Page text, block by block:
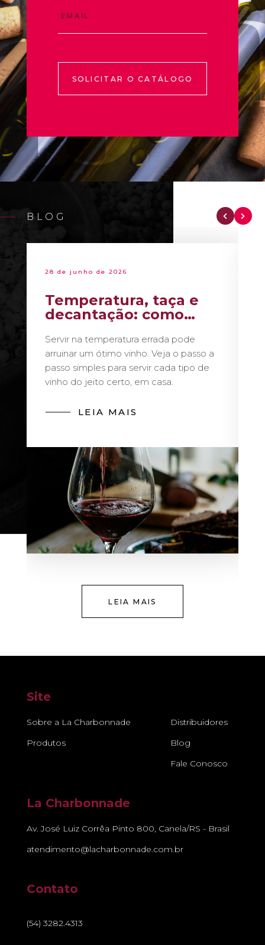
SOLICITAR O CATÁLOGO
BLOG
28 de junho de 2026
Temperatura, taça e
decantação: como
sommelier
Servir na temperatura errada pode
arruinar um ótimo vinho. Veja o passo a
passo simples para servir cada tipo de
vinho do jeito certo, em casa.
LEIA MAIS
LEIA MAIS
Site
Sobre a La Charbonnade
Produtos
Distribuidores
Blog
Fale Conosco
La Charbonnade
Av. José Luiz Corrêa Pinto 800, Canela/RS - Brasil
atendimento@lacharbonnade.com.br
Contato
(54) 3282.4313